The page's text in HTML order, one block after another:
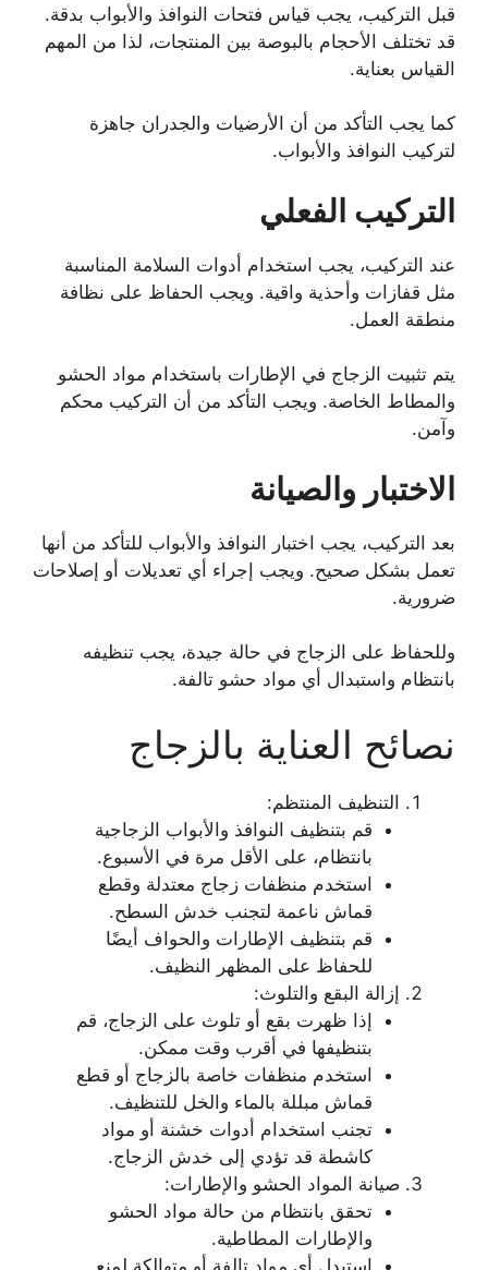
قبل التركيب، يجب قياس فتحات النوافذ والأبواب بدقة.
قد تختلف الأحجام بالبوصة بين المنتجات، لذا من المهم
القياس بعناية.
كما يجب التأكد من أن الأرضيات والجدران جاهزة
لتركيب النوافذ والأبواب.
التركيب الفعلي
عند التركيب، يجب استخدام أدوات السلامة المناسبة
مثل قفازات وأحذية واقية. ويجب الحفاظ على نظافة
منطقة العمل.
يتم تثبيت الزجاج في الإطارات باستخدام مواد الحشو
والمطاط الخاصة. ويجب التأكد من أن التركيب محكم
وآمن.
الاختبار والصيانة
بعد التركيب، يجب اختبار النوافذ والأبواب للتأكد من أنها
تعمل بشكل صحيح. ويجب إجراء أي تعديلات أو إصلاحات
ضرورية.
وللحفاظ على الزجاج في حالة جيدة، يجب تنظيفه
بانتظام واستبدال أي مواد حشو تالفة.
نصائح العناية بالزجاج
التنظيف المنتظم:
قم بتنظيف النوافذ والأبواب الزجاجية
بانتظام، على الأقل مرة في الأسبوع.
استخدم منظفات زجاج معتدلة وقطع
قماش ناعمة لتجنب خدش السطح.
قم بتنظيف الإطارات والحواف أيضًا
للحفاظ على المظهر النظيف.
إزالة البقع والتلوث:
إذا ظهرت بقع أو تلوث على الزجاج، قم
بتنظيفها في أقرب وقت ممكن.
استخدم منظفات خاصة بالزجاج أو قطع
قماش مبللة بالماء والخل للتنظيف.
تجنب استخدام أدوات خشنة أو مواد
كاشطة قد تؤدي إلى خدش الزجاج.
صيانة المواد الحشو والإطارات:
تحقق بانتظام من حالة مواد الحشو
والإطارات المطاطية.
استبدل أي مواد تالفة أو متهالكة لمنع